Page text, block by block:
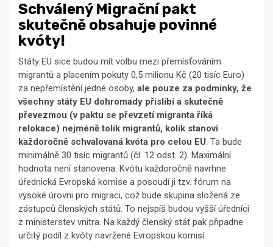
Schválený Migrační pakt
skutečně obsahuje povinné
kvóty!
Státy EU sice budou mít volbu mezi přemísťováním
migrantů a placením pokuty 0,5 milionu Kč (20 tisíc Euro)
za nepřemístění jedné osoby, ale pouze za podmínky, že
všechny státy EU dohromady přislíbí a skutečně
převezmou (v paktu se převzetí migranta říká
relokace) nejméně tolik migrantů, kolik stanoví
každoročně schvalovaná kvóta pro celou EU. Ta bude
minimálně 30 tisíc migrantů (čl. 12 odst. 2). Maximální
hodnota není stanovena. Kvótu každoročně navrhne
úřednická Evropská komise a posoudí ji tzv. fórum na
vysoké úrovni pro migraci, což bude skupina složená ze
zástupců členských států. To nejspíš budou vyšší úředníci
z ministerstev vnitra. Na každý členský stát pak připadne
určitý podíl z kvóty navržené Evropskou komisí.